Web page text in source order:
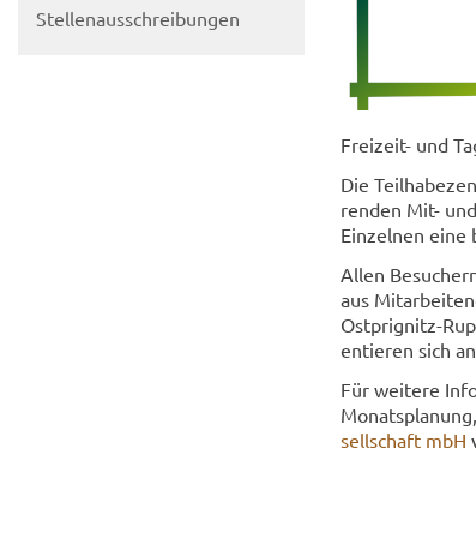
Stel­len­aus­schrei­bun­gen
Freizeit-​ und
Die
ren­den Mit-
Ein­zel­nen eine
Allen
aus
Ostprignitz-​
en­tie­ren sich
Für wei­te­re
sell­schaft mbH